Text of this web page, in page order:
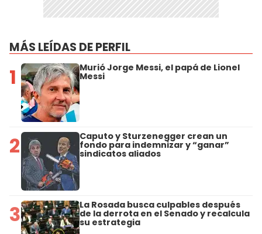
MÁS LEÍDAS DE PERFIL
1 Murió Jorge Messi, el papá de Lionel
Messi
2 Caputo y Sturzenegger crean un
fondo para indemnizar y “ganar”
sindicatos aliados
3 La Rosada busca culpables después
de la derrota en el Senado y recalcula
su estrategia